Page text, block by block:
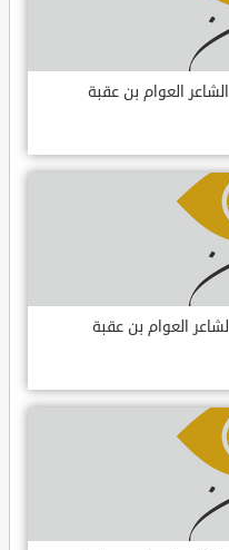
العوام بن عقبة
العوام بن عقبة